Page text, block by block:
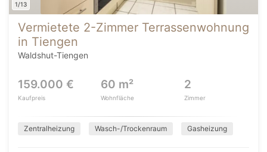
1/13
Vermietete 2-Zimmer Terrassenwohnung
in Tiengen
Waldshut-Tiengen
159.000 €
Kaufpreis
60 m²
Wohnfläche
2
Zimmer
Zentralheizung Wasch-/Trockenraum Gasheizung